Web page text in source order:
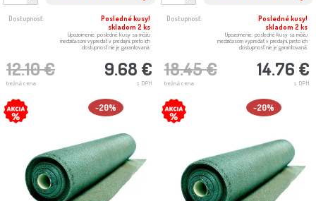
12.10 €
bežná cena
9.68 €
s DPH
Dostupnosť:
Posledné kusy!
skladom 2 ks
Upozornenie: posledné kusy sa môžu
medzičasom vypredať v predajni, preto ich
dostupnosť nie je garantovaná.
18.45 €
bežná cena
14.76 €
s DPH
Dostupnosť:
Posledné kusy!
skladom 2 ks
Upozornenie: posledné kusy sa môžu
medzičasom vypredať v predajni, preto ich
dostupnosť nie je garantovaná.
-20% -20%